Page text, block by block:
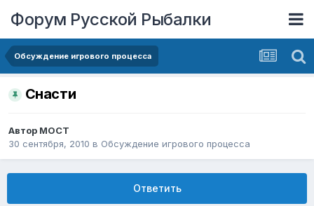
Форум Русской Рыбалки
Обсуждение игрового процесса
Снасти
Автор MOCT
30 сентября, 2010 в Обсуждение игрового процесса
Ответить